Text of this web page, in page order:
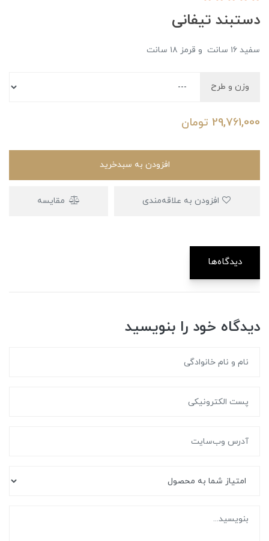
دستبند تیفانی
سفید ۱۶ سانت و قرمز ۱۸ سانت
وزن و طرح
29,761,000 تومان
افزودن به سبدخرید
مقایسه
دیدگاه‌ها
دیدگاه خود را بنویسید